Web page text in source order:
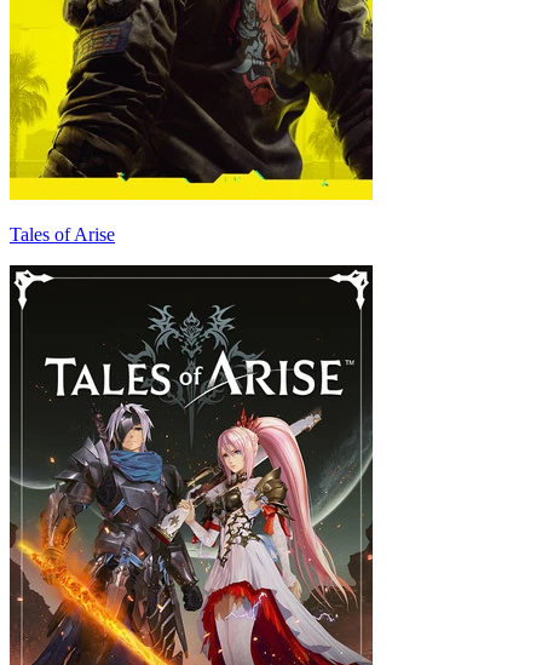
Tales of Arise